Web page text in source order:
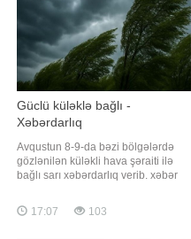
Güclü küləklə bağlı -
Xəbərdarlıq
Avqustun 8-9-da bəzi bölgələrdə
gözlənilən küləkli hava şəraiti ilə
bağlı sarı xəbərdarlıq verib. xəbər
Hidrometeorologiya Xidməti
məlumat yayıb. Bildirilib ki,
17:07 103